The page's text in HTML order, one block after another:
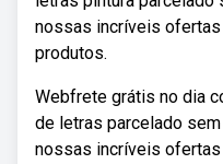
nossas incríveis
produtos.
Webfrete grátis no dia
de letras parcelado
nossas incríveis